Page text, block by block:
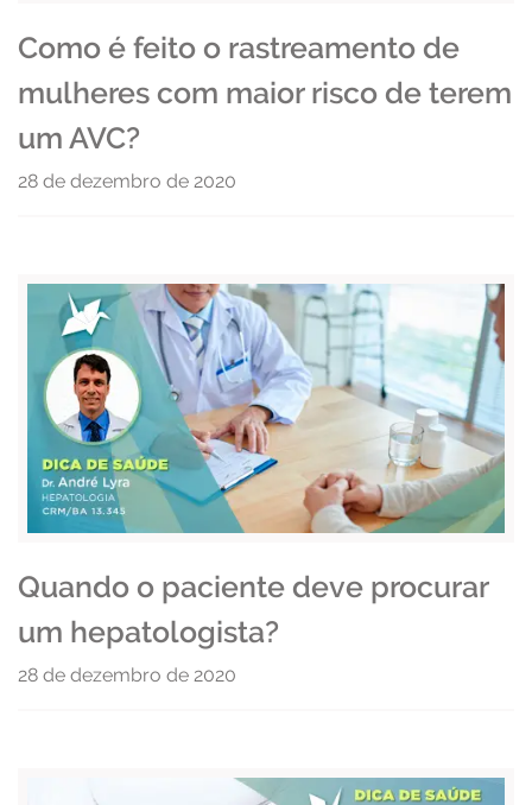
Como é feito o rastreamento de
mulheres com maior risco de terem
um AVC?
28 de dezembro de 2020
Quando o paciente deve procurar
um hepatologista?
28 de dezembro de 2020